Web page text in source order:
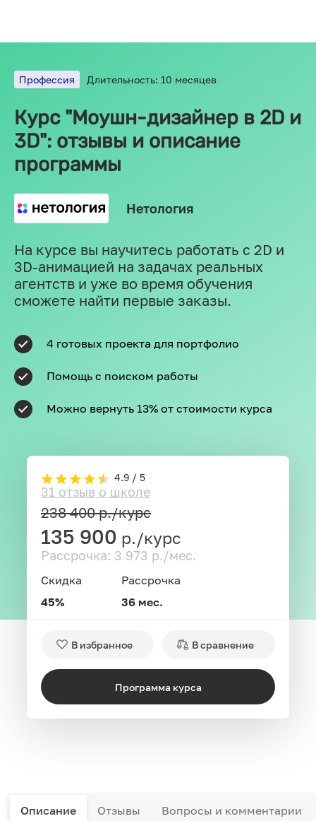
Профессия Длительность: 10 месяцев
Курс "Моушн-дизайнер в 2D и
3D": отзывы и описание
программы
Нетология
На курсе вы научитесь работать с 2D и
3D-анимацией на задачах реальных
агентств и уже во время обучения
сможете найти первые заказы.
4 готовых проекта для портфолио
Помощь с поиском работы
Можно вернуть 13% от стоимости курса
4.9 / 5
31 отзыв о школе
238 400р./курс
135 900 р./курс
Рассрочка: 3 973 р./мес.
Скидка
45%
Рассрочка
36 мес.
В избранное В сравнение
Программа курса
Описание Отзывы Вопросы и комментарии